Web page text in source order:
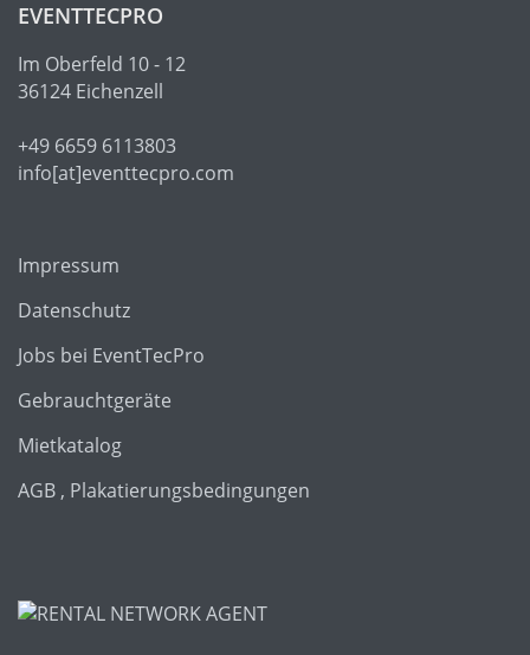
EVENTTECPRO
Im Oberfeld 10 - 12
36124 Eichenzell
+49 6659 6113803
info[at]eventtecpro.com
Impressum
Datenschutz
Jobs bei EventTecPro
Gebrauchtgeräte
Mietkatalog
AGB , Plakatierungsbedingungen